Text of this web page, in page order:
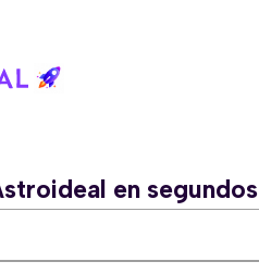
en segundos